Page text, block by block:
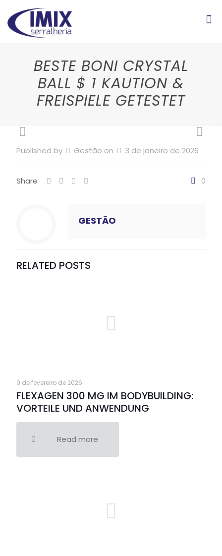
BESTE BONI CRYSTAL
BALL $ 1 KAUTION &
FREISPIELE GETESTET
Published by Gestão on 3 de janeiro de 2026
Share 0
GESTÃO
RELATED POSTS
9 de fevereiro de 2026
FLEXAGEN 300 MG IM BODYBUILDING:
VORTEILE UND ANWENDUNG
Read more